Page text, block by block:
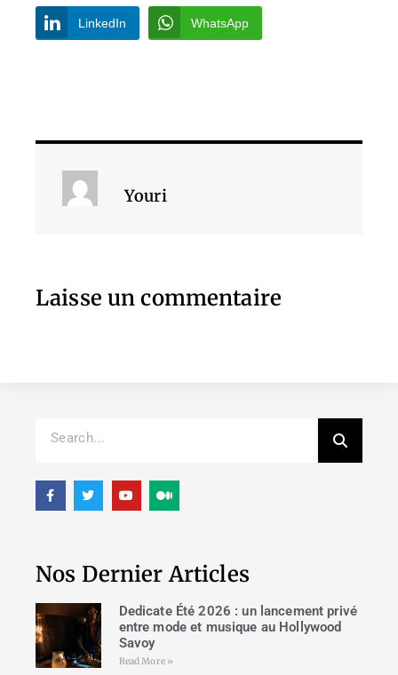
LinkedIn WhatsApp
Youri
Laisse un commentaire
Nos Dernier Articles
Dedicate Été 2026 : un lancement privé
entre mode et musique au Hollywood
Savoy
Read More »